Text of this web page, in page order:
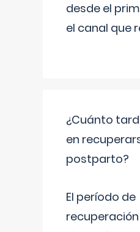
desde el
el canal que
¿Cuánto
en
postparto?
El período de